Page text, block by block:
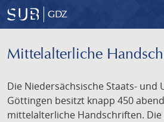
GDZ
Mittelalterliche
Die Niedersächsische Staats-
Göttingen besitzt knapp 450
mittelalterliche Handschriften.